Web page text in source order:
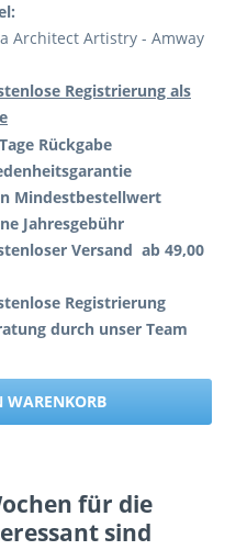
Architect Artistry - Amway
Registrierung als
Rückgabe
Mindestbestellwert
Jahresgebühr
Versand ab 49,00
Registrierung
durch unser Team
für die
sind